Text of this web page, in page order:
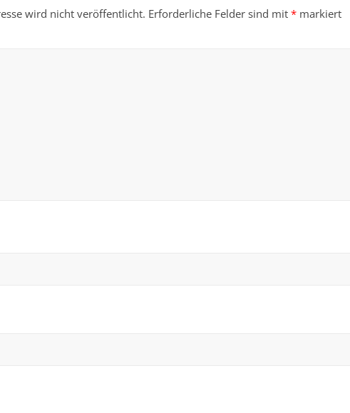
wird nicht veröffentlicht. Erforderliche Felder sind mit * markiert